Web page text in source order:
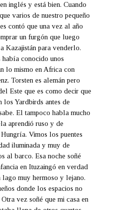
inglés y está bien. Cuando
varios de nuestro pequeño
contó que una vez al año
un furgón que luego
Kazajistán para venderlo.
conocido unos
lo mismo en Africa con
Torsten es alemán pero
Este que es como decir que
los Yardbirds antes de
El tampoco habla mucho
aprendió ruso y de
Vimos los puentes
iluminada y muy de
al barco. Esa noche soñé
en Ituzaingó en verdad
lago muy hermoso y lejano.
donde los espacios no
vez soñé que mi casa en